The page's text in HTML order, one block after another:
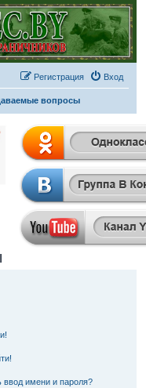
Вход
Регистрация
вопросы
ввод имени и пароля?